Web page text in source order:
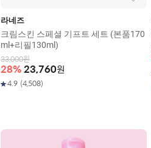
라네즈
크림스킨 스페셜 기프트 세트 (본품170
ml+리필130ml)
33,000원
28% 23,760원
4.9 (4,508)